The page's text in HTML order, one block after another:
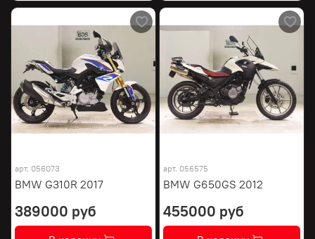
арт. 056073
BMW G310R 2017
389000 руб
арт. 056575
BMW G650GS 2012
455000 руб